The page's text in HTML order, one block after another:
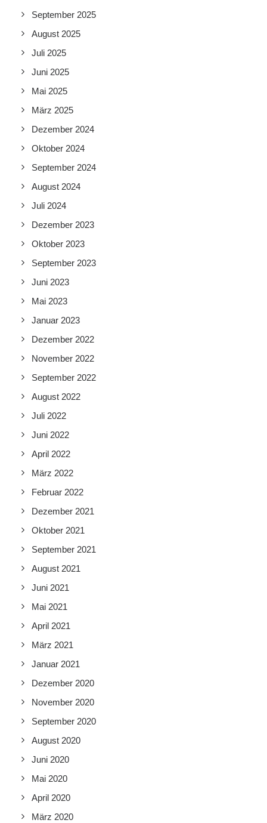
September 2025
August 2025
Juli 2025
Juni 2025
Mai 2025
März 2025
Dezember 2024
Oktober 2024
September 2024
August 2024
Juli 2024
Dezember 2023
Oktober 2023
September 2023
Juni 2023
Mai 2023
Januar 2023
Dezember 2022
November 2022
September 2022
August 2022
Juli 2022
Juni 2022
April 2022
März 2022
Februar 2022
Dezember 2021
Oktober 2021
September 2021
August 2021
Juni 2021
Mai 2021
April 2021
März 2021
Januar 2021
Dezember 2020
November 2020
September 2020
August 2020
Juni 2020
Mai 2020
April 2020
März 2020